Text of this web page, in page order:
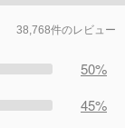
38,768件のレビュー
50%
45%